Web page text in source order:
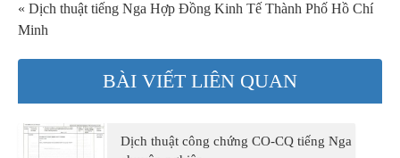
« Dịch thuật tiếng Nga Hợp Đồng Kinh Tế Thành Phố Hồ Chí
Minh
BÀI VIẾT LIÊN QUAN
Dịch thuật công chứng CO-CQ tiếng Nga